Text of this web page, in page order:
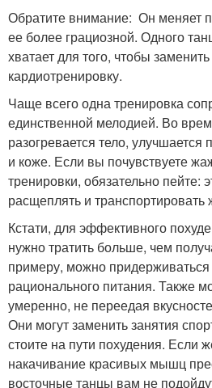
Обратите внимание: Он меняет
ее более грациозной. Одного
хватает для того, чтобы
кардиотренировку.
Чаще всего одна тренировка
единственной мелодией. Во
разогревается тело,
и коже. Если вы почувствуете
тренировки, обязательно пейте:
расщеплять и
Кстати, для эффективного
нужно тратить больше, чем
примеру, можно
рационального питания. Также
умеренно, не переедая
Они могут заменить занятия
стоите на пути похудения. Если
накачивание красивых мышц
восточные танцы вам не